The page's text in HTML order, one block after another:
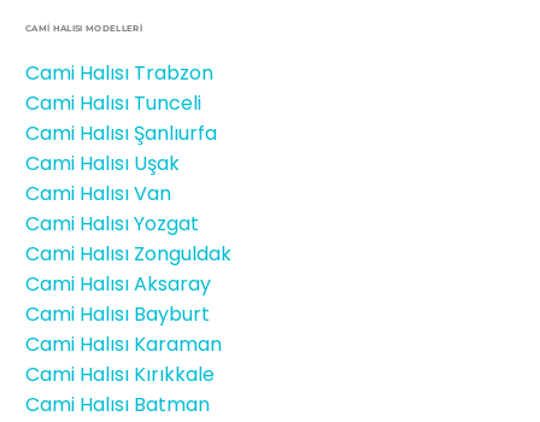
CAMİ HALISI MODELLERI
Cami Halısı Trabzon
Cami Halısı Tunceli
Cami Halısı Şanlıurfa
Cami Halısı Uşak
Cami Halısı Van
Cami Halısı Yozgat
Cami Halısı Zonguldak
Cami Halısı Aksaray
Cami Halısı Bayburt
Cami Halısı Karaman
Cami Halısı Kırıkkale
Cami Halısı Batman